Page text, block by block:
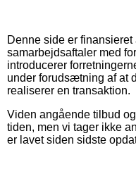
Denne side er
samarbejdsaftaler med
introducerer
under forudsætning af at
realiserer en transaktion.
Viden angående tilbud
tiden, men vi tager ikke
er lavet siden sidste